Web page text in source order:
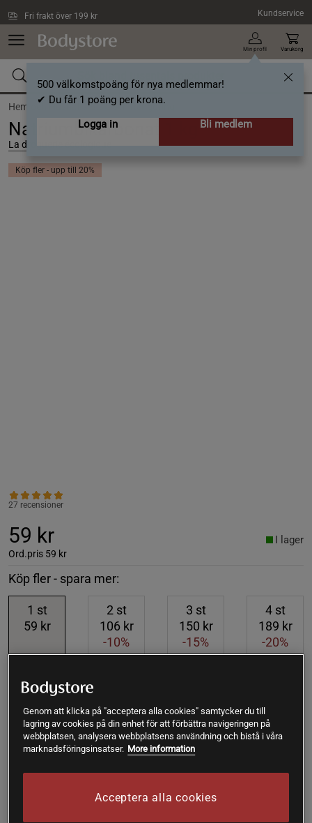
Fri frakt över 199 kr Kundservice
Min profil
500 välkomstpoäng för nya medlemmar!
✔ Du får 1 poäng per krona.
Logga in
Bli medlem
Varukorg
Hem och Hushåll /Städ och Rengöring
Natriumbikarbonat 1 kg
La droguerie écologique
Köp fler - upp till 20%
27 recensioner
59 kr
Ord.pris 59 kr
I lager
Köp fler - spara mer:
1 st
59 kr
2 st
106 kr
-10%
3 st
150 kr
-15%
4st
189 kr
-20%
Fri frakt över 199 kr Fri retur 14 dagars ångerrätt
Billig och bra städprodukt! Köper alltid påsar på 1 kg från
Genom att klicka på "acceptera alla cookies" samtycker du till
lagring av cookies på din enhet för att förbättra navigeringen på
webbplatsen, analysera webbplatsens användning och bistå i våra
marknadsföringsinsatser. More information
Acceptera alla cookies